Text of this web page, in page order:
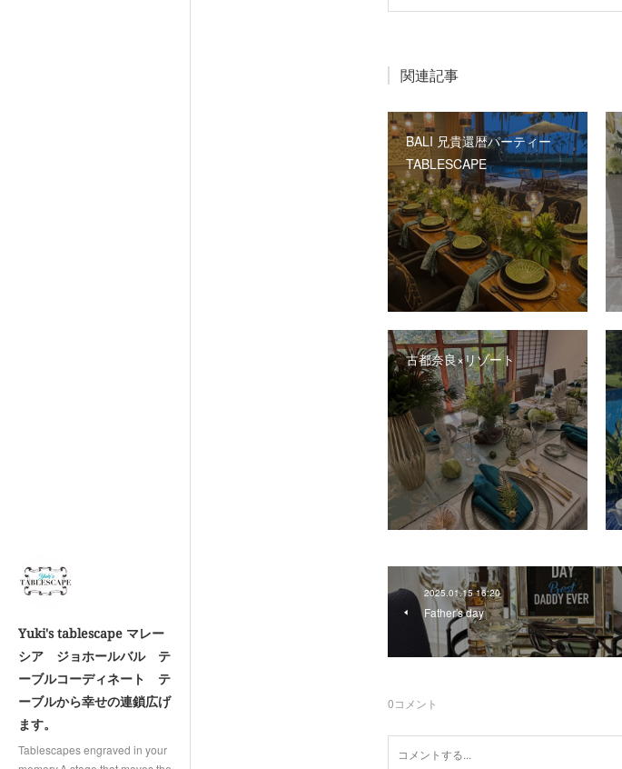
Yuki's tablescape マレー
シア ジョホールバル テ
ーブルコーディネート テ
ーブルから幸せの連鎖広げ
ます。
Tablescapes engraved in your
関連記事
BALI 兄貴還暦パーティー
TABLESCAPE
古都奈良×リゾート
2025.01.15 16:20
Father's day
0コメント